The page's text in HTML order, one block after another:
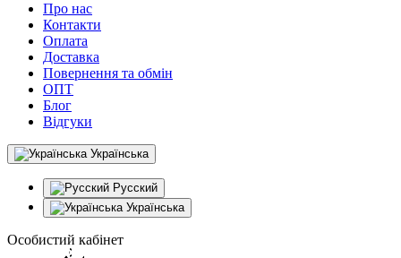
Про нас
Контакти
Оплата
Доставка
Повернення та обмін
ОПТ
Блог
Відгуки
Українська
Русский
Українська
Особистий кабінет